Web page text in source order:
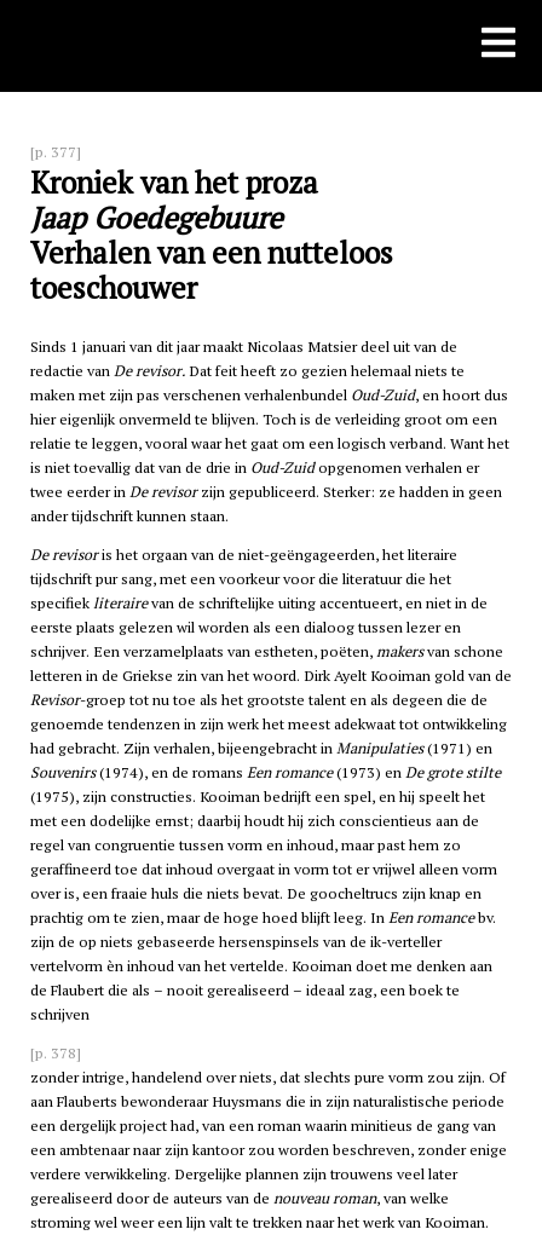
[p. 377]
Kroniek van het proza
Jaap Goedegebuure
Verhalen van een nutteloos
toeschouwer
Sinds 1 januari van dit jaar maakt Nicolaas Matsier deel uit van de
redactie vanDe revisor.Dat feit heeft zo gezien helemaal niets te
maken met zijn pas verschenen verhalenbundel Oud-Zuid, en hoort dus
hier eigenlijk onvermeld te blijven. Toch is de verleiding groot om een
relatie te leggen, vooral waar het gaat om een logisch verband. Want het
is niet toevallig dat van de drie in Oud-Zuidopgenomen verhalen er
twee eerder inDe revisorzijn gepubliceerd. Sterker: ze hadden in geen
ander tijdschrift kunnen staan.
De revisoris het orgaan van de niet-geëngageerden, het literaire
tijdschrift pur sang, met een voorkeur voor die literatuur die het
specifiekliterairevan de schriftelijke uiting accentueert, en niet in de
eerste plaats gelezen wil worden als een dialoog tussen lezer en
schrijver. Een verzamelplaats van estheten, poëten,makersvan schone
letteren in de Griekse zin van het woord. Dirk Ayelt Kooiman gold van de
Revisor-groep tot nu toe als het grootste talent en als degeen die de
genoemde tendenzen in zijn werk het meest adekwaat tot ontwikkeling
had gebracht. Zijn verhalen, bijeengebracht inManipulaties(1971) en
Souvenirs(1974), en de romans Een romance(1973) enDe grote stilte
(1975), zijn constructies. Kooiman bedrijft een spel, en hij speelt het
met een dodelijke ernst; daarbij houdt hij zich conscientieus aan de
regel van congruentie tussen vorm en inhoud, maar past hem zo
geraffineerd toe dat inhoud overgaat in vorm tot er vrijwel alleen vorm
over is, een fraaie huls die niets bevat. De goocheltrucs zijn knap en
prachtig om te zien, maar de hoge hoed blijft leeg. InEen romancebv.
zijn de op niets gebaseerde hersenspinsels van de ik-verteller
vertelvorm èn inhoud van het vertelde. Kooiman doet me denken aan
de Flaubert die als – nooit gerealiseerd – ideaal zag, een boek te
schrijven
[p. 378]
zonder intrige, handelend over niets, dat slechts pure vorm zou zijn. Of
aan Flauberts bewonderaar Huysmans die in zijn naturalistische periode
een dergelijk project had, van een roman waarin minitieus de gang van
een ambtenaar naar zijn kantoor zou worden beschreven, zonder enige
verdere verwikkeling. Dergelijke plannen zijn trouwens veel later
gerealiseerd door de auteurs van de nouveau roman, van welke
stroming wel weer een lijn valt te trekken naar het werk van Kooiman.